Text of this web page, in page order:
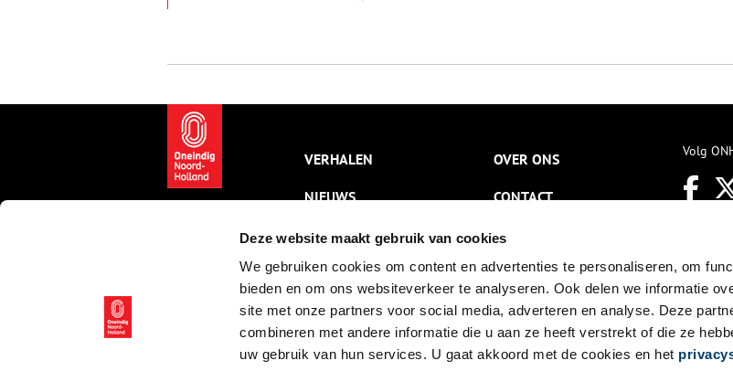
Deze website maakt gebruik van cookies
We gebruiken cookies om content en advertenties te personaliseren, om
bieden en om ons websiteverkeer te analyseren. Ook delen we informatie
site met onze partners voor social media, adverteren en analyse. Deze
combineren met andere informatie die u aan ze heeft verstrekt of die ze
uw gebruik van hun services. U gaat akkoord met de cookies en het
VERHALEN
NIEUWS
KALENDER
THEMA’S
ACTIVITEITEN
VIDEO’S
OVER ONS
CONTACT
NIEUWSBRIEF
DISCLAIMER
PRIVACY
TOEGANKELIJKHEID
Volg